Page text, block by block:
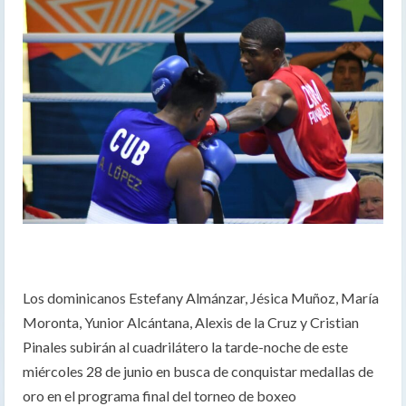
Los dominicanos Estefany Almánzar, Jésica Muñoz, María
Moronta, Yunior Alcántana, Alexis de la Cruz y Cristian
Pinales subirán al cuadrilátero la tarde-noche de este
miércoles 28 de junio en busca de conquistar medallas de
oro en el programa final del torneo de boxeo